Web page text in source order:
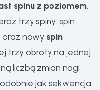
spinu z poziomem.
trzy spiny: spin
oraz nowy spin
trzy obroty na jednej
liczbą zmian nogi
jak sekwencja